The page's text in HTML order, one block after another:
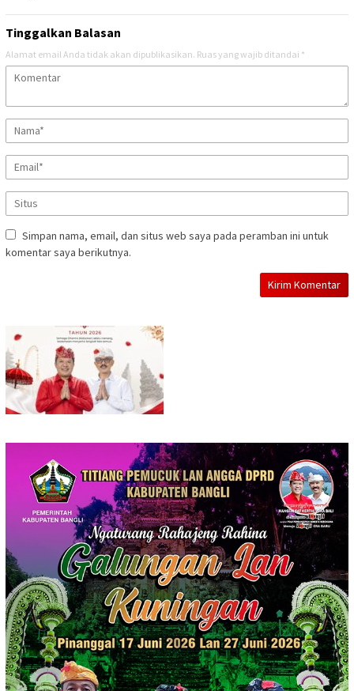
Tinggalkan Balasan
Alamat email Anda tidak akan dipublikasikan. Ruas yang wajib ditandai *
Simpan nama, email, dan situs web saya pada peramban ini untuk
komentar saya berikutnya.